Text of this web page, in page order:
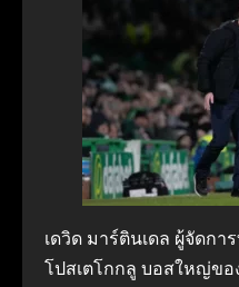
เดวิด มาร์ตินเดล ผู้จัดก
โปสเตโกกลู บอสใหญ่ขอ